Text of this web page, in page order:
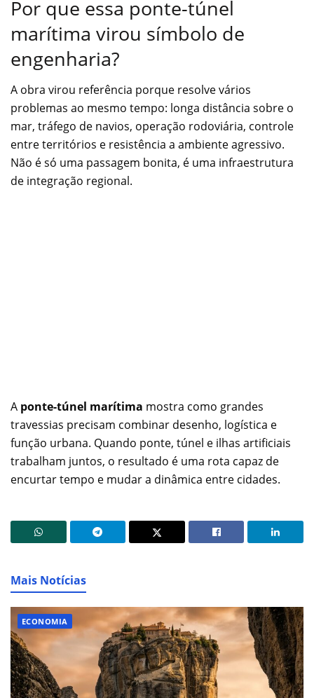
Por que essa ponte-túnel
marítima virou símbolo de
engenharia?
A obra virou referência porque resolve vários
problemas ao mesmo tempo: longa distância sobre o
mar, tráfego de navios, operação rodoviária, controle
entre territórios e resistência a ambiente agressivo.
Não é só uma passagem bonita, é uma infraestrutura
de integração regional.
A ponte-túnel marítima mostra como grandes
travessias precisam combinar desenho, logística e
função urbana. Quando ponte, túnel e ilhas artificiais
trabalham juntos, o resultado é uma rota capaz de
encurtar tempo e mudar a dinâmica entre cidades.
Mais Notícias
ECONOMIA